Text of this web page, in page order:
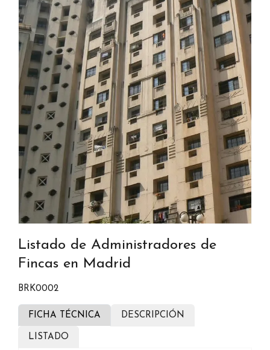
Listado de Administradores de
Fincas en Madrid
BRK0002
FICHA TÉCNICA DESCRIPCIÓN
LISTADO